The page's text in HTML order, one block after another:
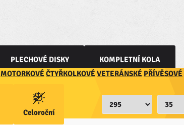
PLECHOVÉ DISKY KOMPLETNÍ KOLA
MOTORKOVÉ ČTYŘKOLKOVÉ VETERÁNSKÉ PŘÍVĚSOVÉ
Celoroční